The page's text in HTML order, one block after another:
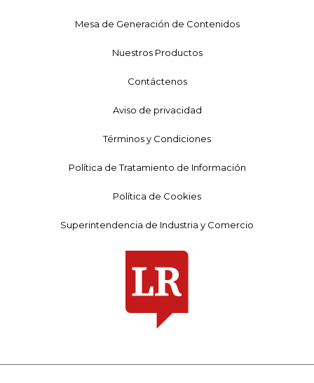
Mesa de Generación de Contenidos
Nuestros Productos
Contáctenos
Aviso de privacidad
Términos y Condiciones
Política de Tratamiento de Información
Política de Cookies
Superintendencia de Industria y Comercio